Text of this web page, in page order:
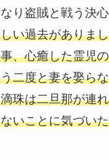
り盗賊と戦う決心
い過去がありま
、心癒した霊児
二度と妻を娶ら
珠は二旦那が連
いことに気づい